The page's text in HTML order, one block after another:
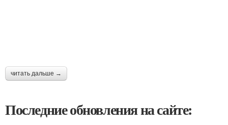
читать дальше →
Последние обновления на сайте: